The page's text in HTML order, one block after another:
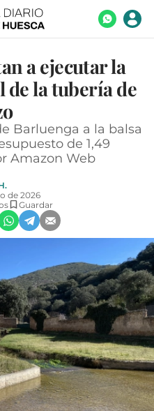
a ejecutar la
la tubería de
Barluenga a la balsa
de 1,49
Amazon Web
de 2026
Guardar